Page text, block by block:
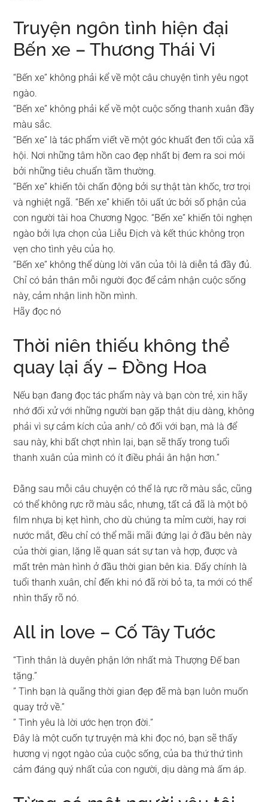
Truyện ngôn tình hiện đại
Bến xe – Thương Thái Vi
“Bến xe” không phải kể về một câu chuyện tình yêu ngọt
ngào.
“Bến xe” không phải kể về một cuộc sống thanh xuân đầy
màu sắc.
“Bến xe” là tác phẩm viết về một góc khuất đen tối của xã
hội. Nơi những tâm hồn cao đẹp nhất bị đem ra soi mói
bởi những tiêu chuẩn tầm thường.
“Bến xe” khiến tôi chấn động bởi sự thật tàn khốc, trơ trọi
và nghiệt ngã. “Bến xe” khiến tôi uất ức bởi số phận của
con người tài hoa Chương Ngọc. “Bến xe” khiến tôi nghẹn
ngào bởi lựa chọn của Liễu Địch và kết thúc không trọn
vẹn cho tình yêu của họ.
“Bến xe” không thể dùng lời văn của tôi là diễn tả đầy đủ.
Chỉ có bản thân mỗi người đọc để cảm nhận cuộc sống
này, cảm nhận linh hồn mình.
Hãy đọc nó
Thời niên thiếu không thể
quay lại ấy – Đồng Hoa
Nếu bạn đang đọc tác phẩm này và bạn còn trẻ, xin hãy
nhớ đối xử với những người bạn gặp thật dịu dàng, không
phải vì sự cảm kích của anh/ cô đối với bạn, mà là để
sau này, khi bất chợt nhìn lại, bạn sẽ thấy trong tuổi
thanh xuân của mình có ít điều phải ân hận hơn.”
Đằng sau mỗi câu chuyện có thể là rực rỡ màu sắc, cũng
có thể không rực rỡ màu sắc, nhưng, tất cả đã là một bộ
film nhựa bị kẹt hình, cho dù chúng ta mỉm cười, hay rơi
nước mắt, đều chỉ có thể mãi mãi đứng lại ở đầu bên này
của thời gian, lặng lẽ quan sát sự tan và hợp, được và
mất trên màn hình ở đầu thời gian bên kia. Đấy chính là
tuổi thanh xuân, chỉ đến khi nó đã rời bỏ ta, ta mới có thể
nhìn thấy rõ nó.
All in love – Cố Tây Tước
“Tình thân là duyên phận lớn nhất mà Thượng Đế ban
tặng.”
” Tình bạn là quãng thời gian đẹp đẽ mà bạn luôn muốn
quay trở về.”
” Tình yêu là lời ước hẹn trọn đời.”
Đây là một cuốn tự truyện mà khi đọc nó, bạn sẽ thấy
hương vị ngọt ngào của cuộc sống, của ba thứ thứ tình
cảm đáng quý nhất của con người, dịu dàng mà ấm áp.